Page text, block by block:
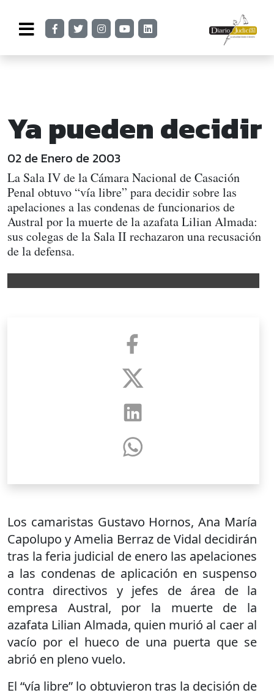
Ya pueden decidir
02 de Enero de 2003
La Sala IV de la Cámara Nacional de Casación
Penal obtuvo “vía libre” para decidir sobre las
apelaciones a las condenas de funcionarios de
Austral por la muerte de la azafata Lilian Almada:
sus colegas de la Sala II rechazaron una recusación
de la defensa.
Los camaristas Gustavo Hornos, Ana María
Capolupo y Amelia Berraz de Vidal decidirán
tras la feria judicial de enero las apelaciones
a las condenas de aplicación en suspenso
contra directivos y jefes de área de la
empresa Austral, por la muerte de la
azafata Lilian Almada, quien murió al caer al
vacío por el hueco de una puerta que se
abrió en pleno vuelo.
El “vía libre” lo obtuvieron tras la decisión de